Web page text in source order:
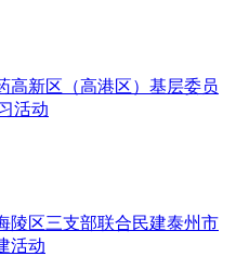
高新区（高港区）基层委员
活动
陵区三支部联合民建泰州市
活动